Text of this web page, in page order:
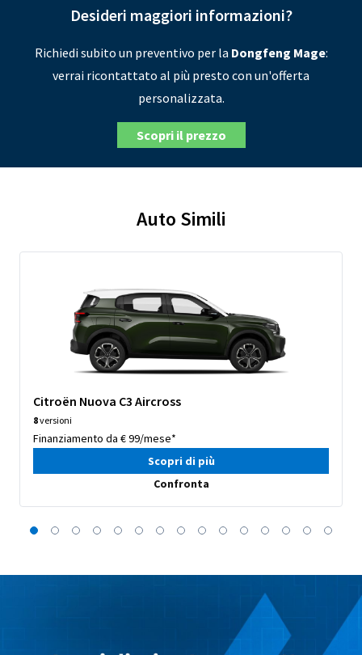
Desideri maggiori informazioni?
Richiedi subito un preventivo per la Dongfeng Mage:
verrai ricontattato al più presto con un'offerta
personalizzata.
Scopri il prezzo
Auto Simili
Citroën Nuova C3 Aircross
8versioni
Finanziamento da € 99/mese*
Scopri di più
Confronta